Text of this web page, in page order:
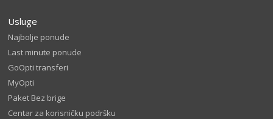
Usluge
Najbolje ponude
Last minute ponude
GoOpti transferi
MyOpti
Paket Bez brige
Centar za korisničku podršku